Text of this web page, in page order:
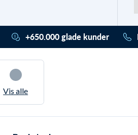
+650.000 glade kunder
650.000 med deres udstyr
af 5,0. De valgte alle Watery
pga.disse unikke fordele
Vis alle